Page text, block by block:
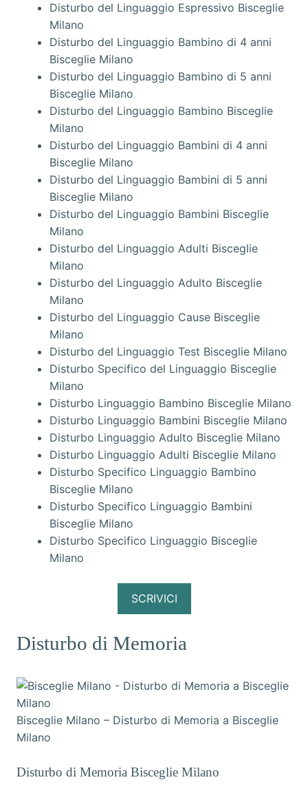
Disturbo del Linguaggio Espressivo Bisceglie
Milano
Disturbo del Linguaggio Bambino di 4 anni
Bisceglie Milano
Disturbo del Linguaggio Bambino di 5 anni
Bisceglie Milano
Disturbo del Linguaggio Bambino Bisceglie
Milano
Disturbo del Linguaggio Bambini di 4 anni
Bisceglie Milano
Disturbo del Linguaggio Bambini di 5 anni
Bisceglie Milano
Disturbo del Linguaggio Bambini Bisceglie
Milano
Disturbo del Linguaggio Adulti Bisceglie
Milano
Disturbo del Linguaggio Adulto Bisceglie
Milano
Disturbo del Linguaggio Cause Bisceglie
Milano
Disturbo del Linguaggio Test Bisceglie Milano
Disturbo Specifico del Linguaggio Bisceglie
Milano
Disturbo Linguaggio Bambino Bisceglie Milano
Disturbo Linguaggio Bambini Bisceglie Milano
Disturbo Linguaggio Adulto Bisceglie Milano
Disturbo Linguaggio Adulti Bisceglie Milano
Disturbo Specifico Linguaggio Bambino
Bisceglie Milano
Disturbo Specifico Linguaggio Bambini
Bisceglie Milano
Disturbo Specifico Linguaggio Bisceglie
Milano
SCRIVICI
Disturbo di Memoria
Bisceglie Milano – Disturbo di Memoria a Bisceglie
Milano
Disturbo di Memoria Bisceglie Milano